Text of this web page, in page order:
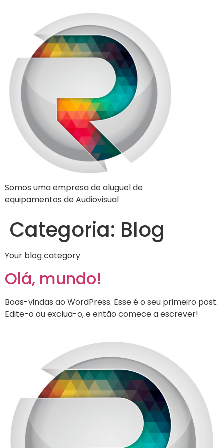
Somos uma empresa de aluguel de
equipamentos de Audiovisual
Categoria: Blog
Your blog category
Olá, mundo!
Boas-vindas ao WordPress. Esse é o seu primeiro post.
Edite-o ou exclua-o, e então comece a escrever!